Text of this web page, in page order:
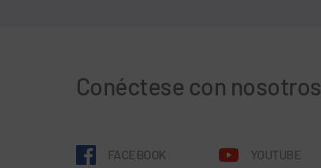
Conéctese con nosotros
FACEBOOK YOUTUBE